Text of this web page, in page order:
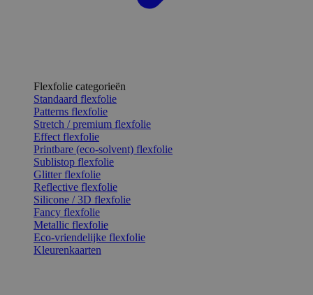
Flexfolie categorieën
Standaard flexfolie
Patterns flexfolie
Stretch / premium flexfolie
Effect flexfolie
Printbare (eco-solvent) flexfolie
Sublistop flexfolie
Glitter flexfolie
Reflective flexfolie
Silicone / 3D flexfolie
Fancy flexfolie
Metallic flexfolie
Eco-vriendelijke flexfolie
Kleurenkaarten